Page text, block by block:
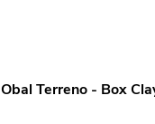
Obal Terreno - Box